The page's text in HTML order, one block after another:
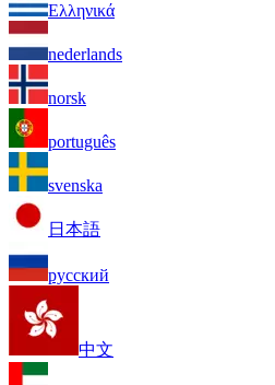
Ελληνικά
nederlands
norsk
português
svenska
日本語
русский
中文